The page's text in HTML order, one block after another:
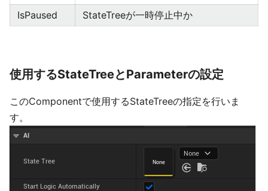
IsPaused
StateTreeが一時停止中か
使用するStateTreeとParameterの設定
このComponentで使用するStateTreeの指定を行いま
す。